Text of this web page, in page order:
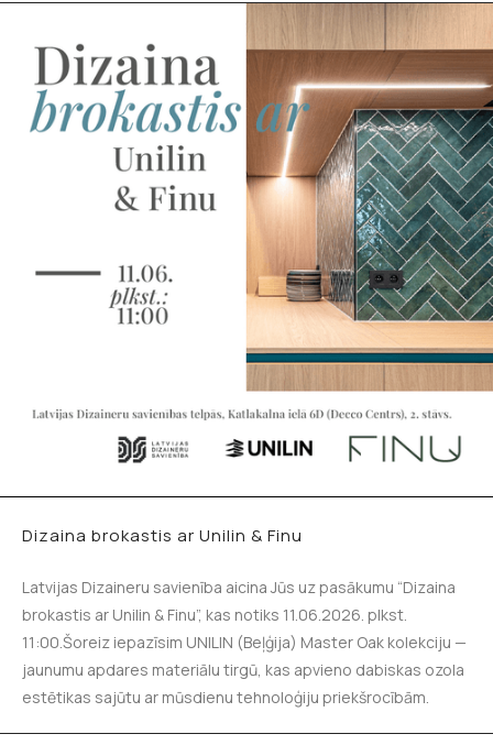
Dizaina brokastis ar Unilin & Finu
Latvijas Dizaineru savienība aicina Jūs uz pasākumu “Dizaina
brokastis ar Unilin & Finu”, kas notiks 11.06.2026. plkst.
11:00.Šoreiz iepazīsim UNILIN (Beļģija) Master Oak kolekciju —
jaunumu apdares materiālu tirgū, kas apvieno dabiskas ozola
estētikas sajūtu ar mūsdienu tehnoloģiju priekšrocībām.